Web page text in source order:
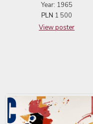
Year: 1965
PLN 1 500
View poster